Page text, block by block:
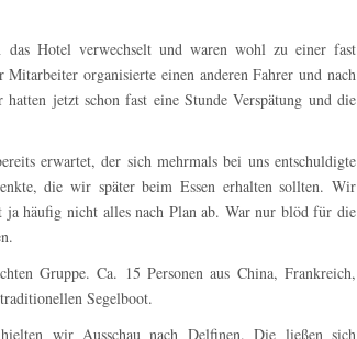
Hotel verwechselt und waren wohl zu einer fast
organisierte einen anderen Fahrer und nach
jetzt schon fast eine Stunde Verspätung und die
erwartet, der sich mehrmals bei uns entschuldigte
die wir später beim Essen erhalten sollten. Wir
häufig nicht alles nach Plan ab. War nur blöd für die
Gruppe. Ca. 15 Personen aus China, Frankreich,
Segelboot.
wir Ausschau nach Delfinen. Die ließen sich